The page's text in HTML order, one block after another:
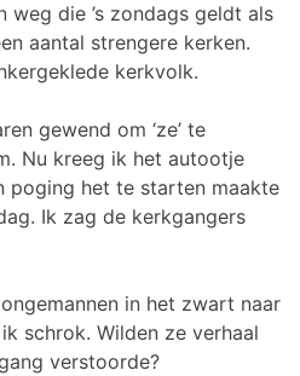
weg die ’s zondags geldt als
aantal strengere kerken.
kerkvolk.
gewend om ‘ze’ te
Nu kreeg ik het autootje
poging het te starten maakte
Ik zag de kerkgangers
in het zwart naar
schrok. Wilden ze verhaal
verstoorde?